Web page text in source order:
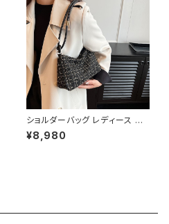
ショルダーバッグ レディース ツ
イードバッグ ミニバッグ ハンド
バッグ ワンショルダーバッグ カ
¥8,980